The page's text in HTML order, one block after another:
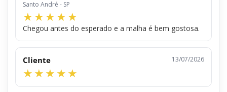
Santo André - SP
Chegou antes do esperado e a malha é bem gostosa.
Cliente 13/07/2026